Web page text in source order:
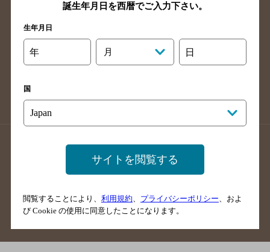
香川県のバー検索
愛媛県のバー検索
高知県のバー検索
長崎県のバー検索
佐賀県のバー検索
大分県のバー検索
熊本県のバー検索
沖縄県のバー検索
店舗登録方法のご案内
店舗情報更新方法のご案内
掲載店舗様ログイン
ご意見・ご感想
誕生年月日を西暦でご入力下さい。
生年月日
年 月 日
国
サイトを閲覧する
閲覧することにより、 利用規約 プライバシーポリシー 、およ
び Cookie の使用に同意したことになります。